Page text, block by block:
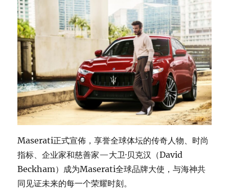
Maserati正式宣佈，享誉全球体坛的传奇人物、时尚
指标、企业家和慈善家—大卫·贝克汉（David
Beckham）成为Maserati全球品牌大使，与海神共
同见证未来的每一个荣耀时刻。